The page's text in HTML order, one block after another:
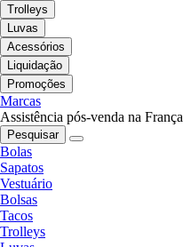
Trolleys
Luvas
Acessórios
Liquidação
Promoções
Marcas
Assistência pós-venda na França
Pesquisar
Bolas
Sapatos
Vestuário
Bolsas
Tacos
Trolleys